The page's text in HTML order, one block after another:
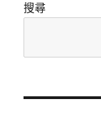
搜尋